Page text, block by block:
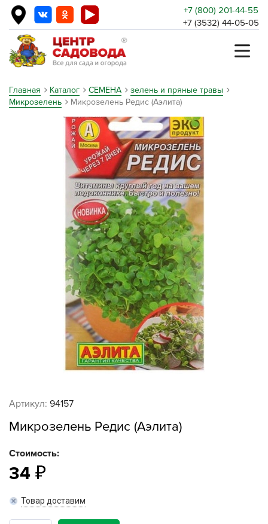
+7 (800) 201-44-55
+7 (3532) 44-05-05
Главная Каталог СЕМЕНА
зелень и пряные травы
Микрозелень
Микрозелень Редис (Аэлита)
Артикул: 94157
Микрозелень Редис (Аэлита)
Стоимость:
34
Товар доставим